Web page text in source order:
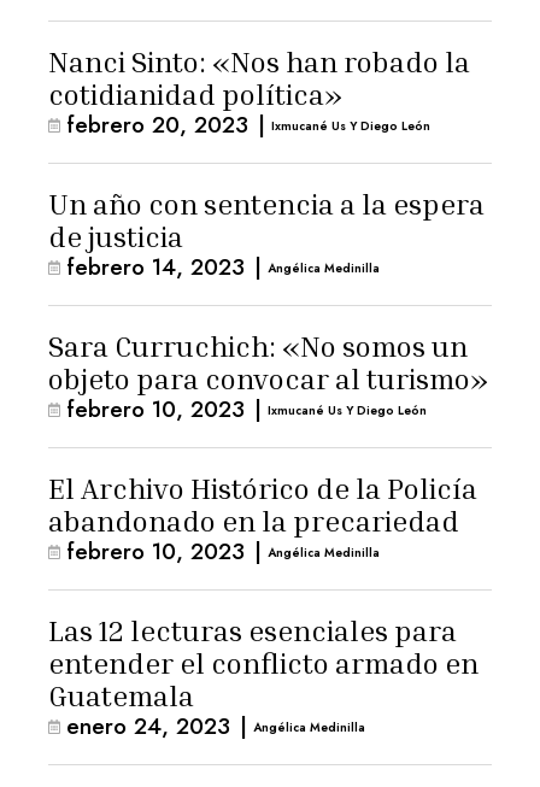
Nanci Sinto: «Nos han robado la
cotidianidad política»
febrero 20, 2023 | Ixmucané Us Y Diego León
Un año con sentencia a la espera
de justicia
febrero 14, 2023 | Angélica Medinilla
Sara Curruchich: «No somos un
objeto para convocar al turismo»
febrero 10, 2023 | Ixmucané Us Y Diego León
El Archivo Histórico de la Policía
abandonado en la precariedad
febrero 10, 2023 | Angélica Medinilla
Las 12 lecturas esenciales para
entender el conflicto armado en
Guatemala
enero 24, 2023 | Angélica Medinilla